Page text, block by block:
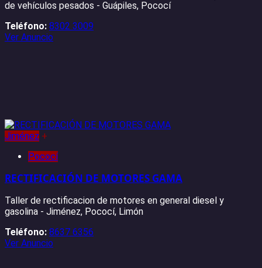
de vehículos pesados - Guápiles, Pococí
Teléfono: 8302 3009
Ver Anuncio
Jiménez +
Pococí
RECTIFICACIÓN DE MOTORES GAMA
Taller de rectificacion de motores en general diesel y
gasolina - Jiménez, Pococí, Limón
Teléfono: 8637 6356
Ver Anuncio